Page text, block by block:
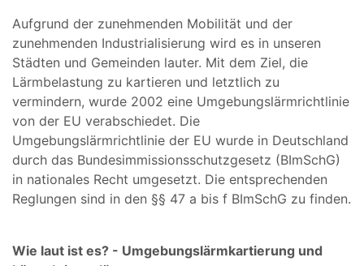
Aufgrund der zunehmenden Mobilität und der
zunehmenden Industrialisierung wird es in unseren
Städten und Gemeinden lauter. Mit dem Ziel, die
Lärmbelastung zu kartieren und letztlich zu
vermindern, wurde 2002 eine Umgebungslärmrichtlinie
von der EU verabschiedet. Die
Umgebungslärmrichtlinie der EU wurde in Deutschland
durch das Bundesimmissionsschutzgesetz (BImSchG)
in nationales Recht umgesetzt. Die entsprechenden
Reglungen sind in den §§ 47 a bis f BImSchG zu finden.
Wie laut ist es? - Umgebungslärmkartierung und